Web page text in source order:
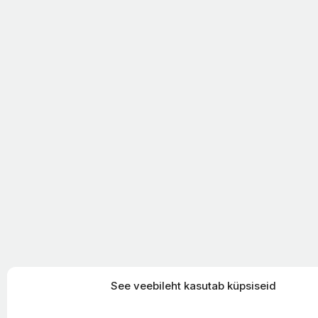
See veebileht kasutab küpsiseid